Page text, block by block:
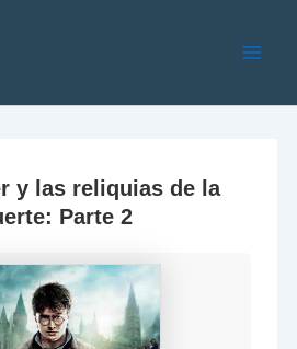
y las reliquias de la
Parte 2